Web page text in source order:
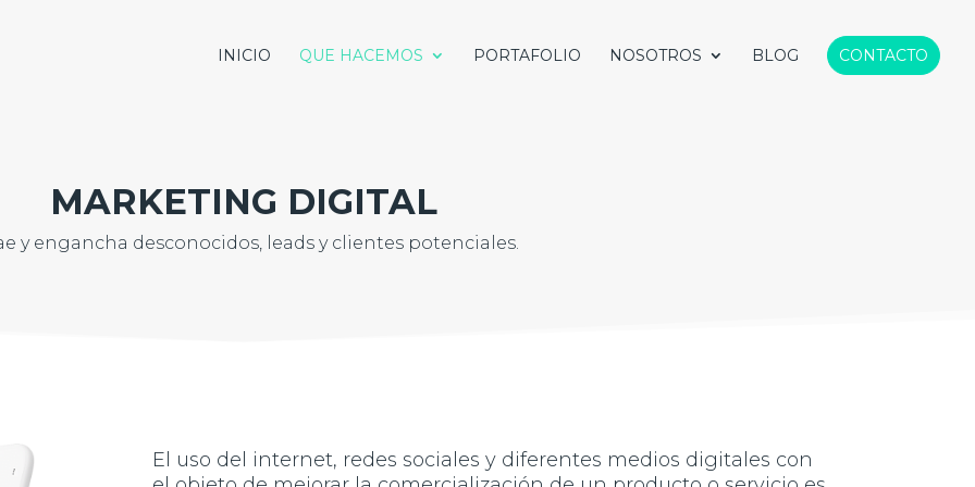
INICIO QUE HACEMOS PORTAFOLIO NOSOTROS BLOG CONTACTO
MARKETING DIGITAL
y engancha desconocidos, leads y clientes potenciales.
El uso del internet, redes sociales y diferentes medios digitales con